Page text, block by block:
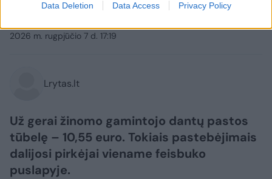
Data Deletion Data Access Privacy Policy
nukalė kainas ne į tą pusę“(6)
2026 m. rugpjūčio 7 d. 17:19
Lrytas.lt
Už gerai žinomo gamintojo dantų pastos
tūbelę – 10,55 euro. Tokiais pastebėjimais
dalijosi pirkėjai viename feisbuko
puslapyje.